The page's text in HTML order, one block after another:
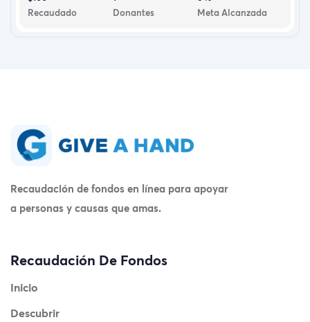
Recaudado
Donantes
Meta Alcanzada
Recaudación de fondos en línea para apoyar
a personas y causas que amas.
Recaudación De Fondos
Inicio
Descubrir